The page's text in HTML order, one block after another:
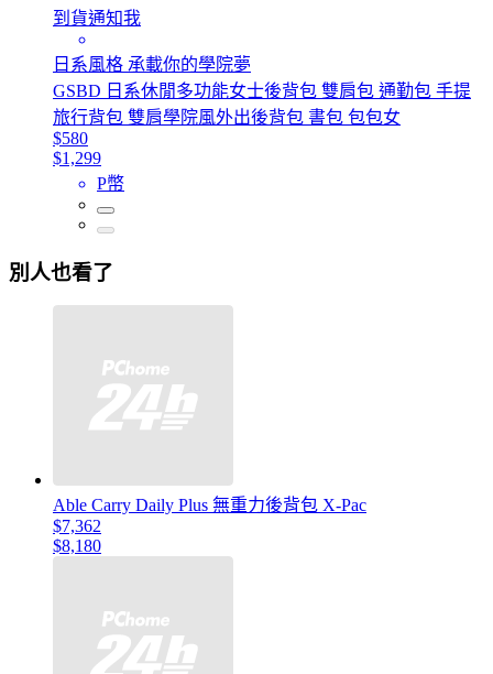
到貨通知我
日系風格 承載你的學院夢
GSBD 日系休閒多功能女士後背包 雙肩包 通勤包 手提
旅行背包 雙肩學院風外出後背包 書包 包包女
$580
$1,299
P幣
別人也看了
Able Carry Daily Plus 無重力後背包 X-Pac
$7,362
$8,180